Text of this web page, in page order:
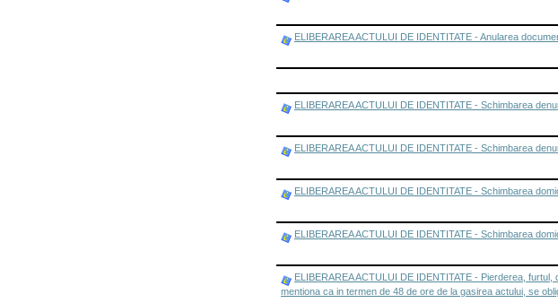
ELIBERAREA ACTULUI DE IDENTITATE - Anularea
ELIBERAREA ACTULUI DE IDENTITATE - Schimbarea
ELIBERAREA ACTULUI DE IDENTITATE - Schimbarea
ELIBERAREA ACTULUI DE IDENTITATE - Schimbarea
ELIBERAREA ACTULUI DE IDENTITATE - Schimbarea
ELIBERAREA ACTULUI DE IDENTITATE - Pierderea,
mentiona ca in termen de 48 de ore de la gasirea actului, se